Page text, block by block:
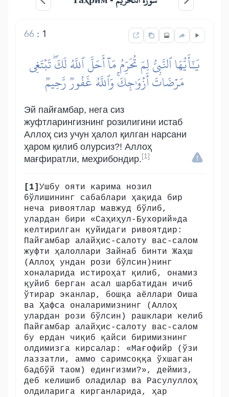
1
:
66
يَٰٓأَيُّهَا ٱلنَّبِيُّ لِمَ تُحَرِّمُ مَآ أَحَلَّ ٱللَّهُ لَكَۖ تَبۡتَغِي
مَرۡضَاتَ أَزۡوَٰجِكَۚ وَٱللَّهُ غَفُورٞ رَّحِيمٞ
Эй пайғамбар, нега сиз
жуфтларингизнинг розилигини истаб
Аллоҳ сиз учун ҳалол қилган нарсани
ҳаром қилиб олурсиз?! Аллоҳ
мағфиратли, меҳрибондир. [1]
[1] Ушбу ояти карима нозил
бўлишининг сабаблари ҳақида бир
неча ривоятлар мавжуд бўлиб,
улардан бири «Саҳиҳул-Бухорий»да
келтирилган қуйидаги ривоятдир:
Пайғамбар алайҳис-салоту вас-салом
жуфти ҳалоллари Зайнаб бинти Жаҳш
(Аллоҳ ундан рози бўлсин)нинг
хоналарида истироҳат қилиб, онамиз
қуйиб берган асал шарбатидан ичиб
ўтирар эканлар, бошқа аёллари Оиша
ва Ҳафса оналаримизнинг (Аллоҳ
улардан рози бўлсин) рашклари келиб
Пайғамбар алайҳис-салоту вас-салом
бу ердан чиқиб қайси биримизнинг
олдимизга кирсалар: «Мағофийр (ўзи
лаззатли, аммо саримсоққа ўхшаган
бадбўй таом) едингизми?», деймиз,
деб келишиб оладилар ва Расулуллоҳ
олдиларига кирганларида, ҳар